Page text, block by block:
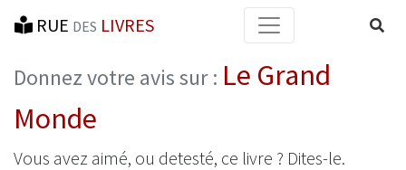
RUE DES LIVRES
Donnez votre avis sur : Le Grand
Monde
Vous avez aimé, ou detesté, ce livre ? Dites-le.